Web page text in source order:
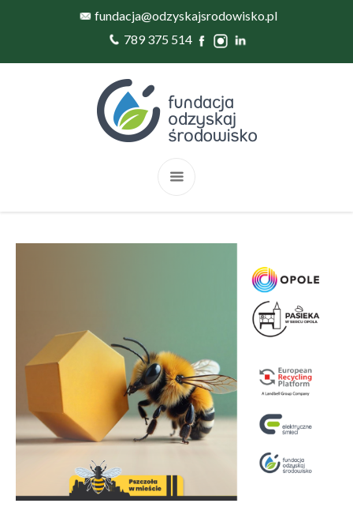
fundacja@odzyskajsrodowisko.pl
789 375 514